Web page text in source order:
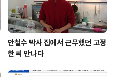
안철수 박사 집에서 근무했던 고정
한 씨 만나다